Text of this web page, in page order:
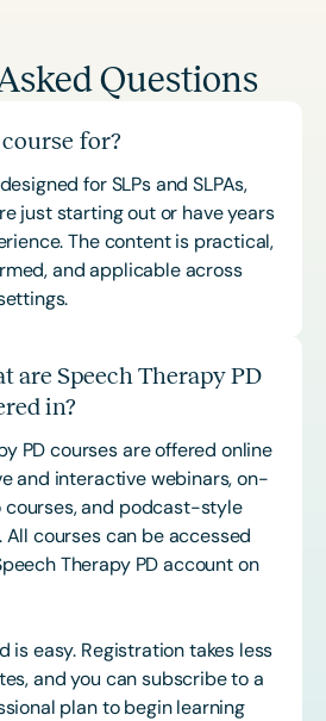
Questions
for?
for SLPs and SLPAs,
just starting out or have years
The content is practical,
and applicable across
are Speech Therapy PD
in?
PD courses are offered online
and interactive webinars, on-
courses, and podcast-style
All courses can be accessed
Therapy PD account on
is easy. Registration takes less
and you can subscribe to a
plan to begin learning